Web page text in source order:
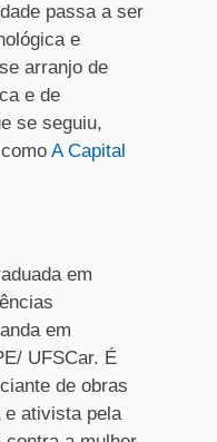
passa a ser
e
arranjo de
e de
se seguiu,
A Capital
em
em
UFSCar. É
de obras
ativista pela